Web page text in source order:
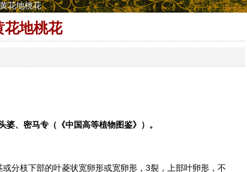
花地桃花
花地桃花
、密马专（《中国高等植物图鉴》）。
分枝下部的叶菱状宽卵形或宽卵形，3裂，上部叶卵形，不